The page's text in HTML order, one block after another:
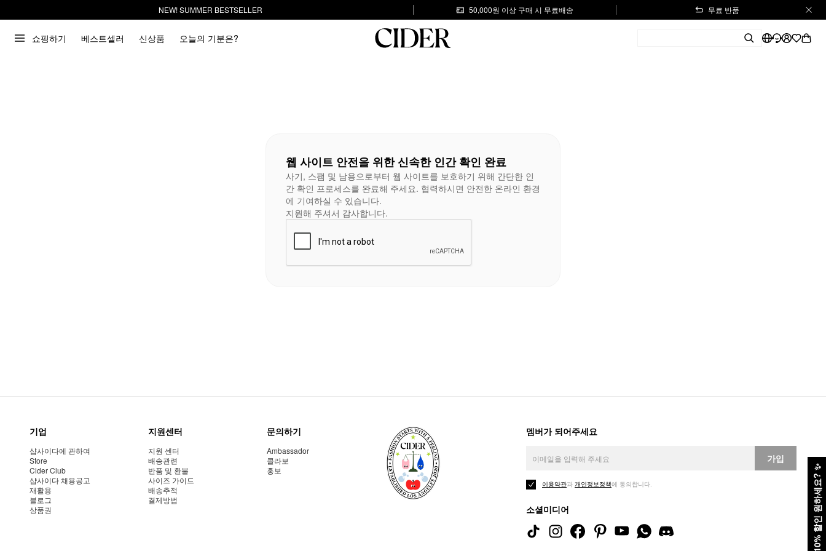
NEW! SUMMER BESTSELLER 50,000원 이상 구매 시 무료배송 무료 반품
쇼핑하기 베스트셀러 신상품 오늘의 기분은?
10% 할인 원하세요?
✨
웹 사이트 안전을 위한 신속한 인간 확인 완료
사기, 스팸 및 남용으로부터 웹 사이트를 보호하기 위해 간단한 인
간 확인 프로세스를 완료해 주세요. 협력하시면 안전한 온라인 환경
에 기여하실 수 있습니다.
지원해 주셔서 감사합니다.
기업
샵사이다에 관하여
Store
Cider Club
샵사이다 채용공고
재활용
블로그
상품권
지원센터
지원 센터
배송관련
반품 및 환불
사이즈 가이드
배송추적
결제방법
문의하기
Ambassador
콜라보
홍보
멤버가 되어주세요
가입
이용약관과 개인정보정책에 동의합니다.
소셜미디어